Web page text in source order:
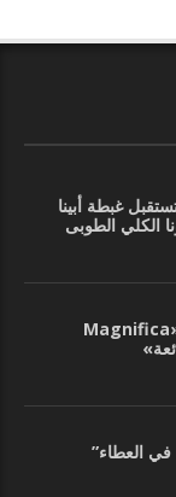
غبطة أبينا
الكلي الطوبى
رسالة البابا لاون الرابع عشر «Magnifica
في العطاء”